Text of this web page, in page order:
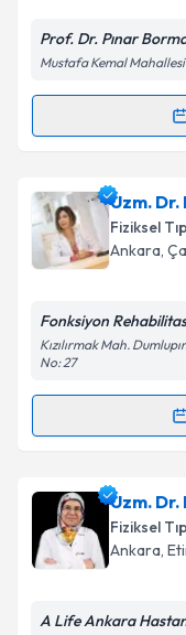
Kişisel
Metni'ni
kapsamda
Prof. Dr. Pınar
Mustafa Kemal Mahallesi
Randevu
Prof. Dr.
oluşturun. Size
takvim
Kişisel
'ni
kapsamda
Uzm.
Fiziksel
Ankara,
Fonksiyon
Kızılırmak Mah.
No: 27
Randevu
Uzm. Dr.
randevu takvimi
randevu
posta ile
Uzm. Dr.
Fiziksel
Ankara,
A Life Ankara